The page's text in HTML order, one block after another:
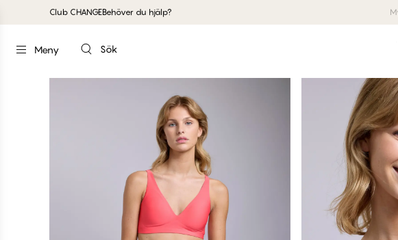
Club CHANGEBehöver du hjälp?
Meny Sök